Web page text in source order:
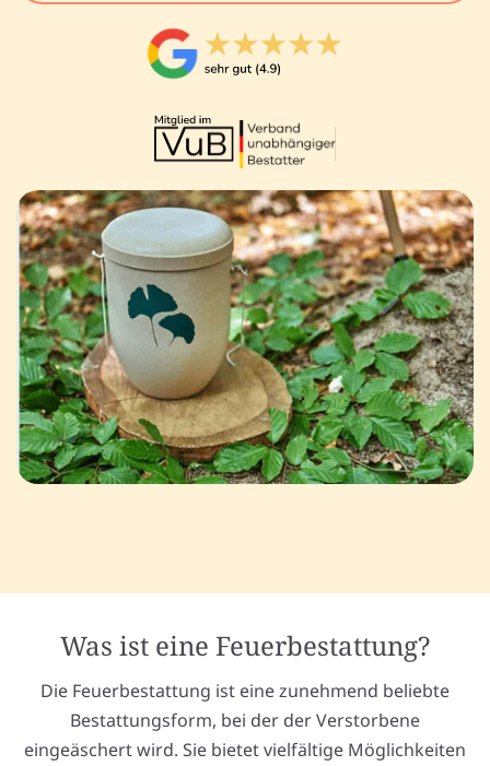
Was ist eine Feuerbestattung?
Die Feuerbestattung ist eine zunehmend beliebte
Bestattungsform, bei der der Verstorbene
eingeäschert wird. Sie bietet vielfältige Möglichkeiten